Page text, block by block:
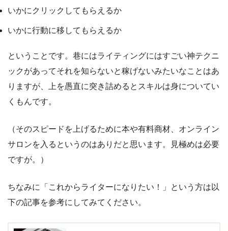
いかにクリックしてもらえるか
いかに行動に移してもらえるか
ということです。巷にはライティングにはすごい神テクニ
ックがあってそれを知らないと稼げないみたいなことはあ
りますが、上を愚直に突き詰めるとスキルは身についてい
くもんです。
（そのスピードを上げるために本や有料商材、オンライン
サロンを入るというのはありだと思います。見極めは必要
ですが。）
ちなみに「これからライターになりたい！」という方は以
下の記事を参考にしてみてください。